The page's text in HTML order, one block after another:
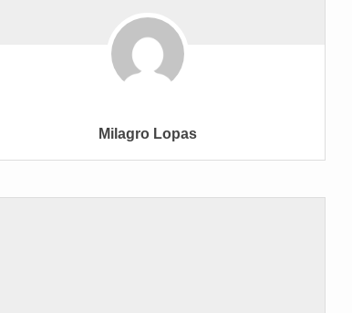
Milagro Lopas